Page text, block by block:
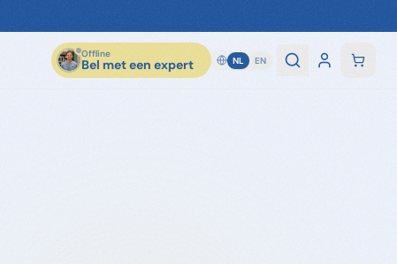
Offline
Bel met een expert NL EN